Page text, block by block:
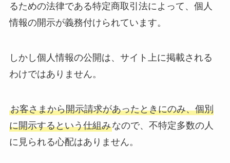
るための法律である特定商取引法によって、個人
情報の開示が義務付けられています。
しかし個人情報の公開は、サイト上に掲載される
わけではありません。
お客さまから開示請求があったときにのみ、個別
に開示するという仕組みなので、不特定多数の人
に見られる心配はありません。